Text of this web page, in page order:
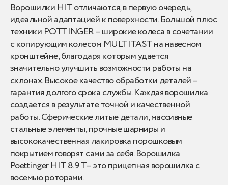
Ворошилки HIT отличаются, в первую очередь,
идеальной адаптацией к поверхности. Большой плюс
техники POTTINGER – широкие колеса в сочетании
с копирующим колесом MULTITAST на навесном
кронштейне, благодаря которым удается
значительно улучшить возможности работы на
склонах. Высокое качество обработки деталей –
гарантия долгого срока службы. Каждая ворошилка
создается в результате точной и качественной
работы. Сферические литые детали, массивные
стальные элементы, прочные шарниры и
высококачественная лакировка порошковым
покрытием говорят сами за себя. Ворошилка
Poettinger HIT 8.9 Т– это прицепная ворошилка с
восемью роторами.